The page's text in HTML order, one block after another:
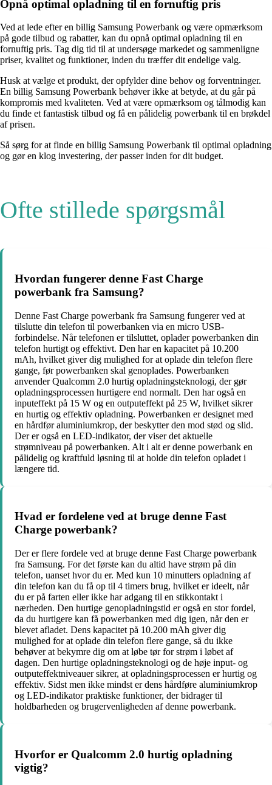
Opnå optimal opladning til en fornuftig pris
Ved at lede efter en billig Samsung Powerbank og være opmærksom
på gode tilbud og rabatter, kan du opnå optimal opladning til en
fornuftig pris. Tag dig tid til at undersøge markedet og sammenligne
priser, kvalitet og funktioner, inden du træffer dit endelige valg.
Husk at vælge et produkt, der opfylder dine behov og forventninger.
En billig Samsung Powerbank behøver ikke at betyde, at du går på
kompromis med kvaliteten. Ved at være opmærksom og tålmodig kan
du finde et fantastisk tilbud og få en pålidelig powerbank til en brøkdel
af prisen.
Så sørg for at finde en billig Samsung Powerbank til optimal opladning
og gør en klog investering, der passer inden for dit budget.
Ofte stillede spørgsmål
Hvordan fungerer denne Fast Charge
powerbank fra Samsung?
Denne Fast Charge powerbank fra Samsung fungerer ved at
tilslutte din telefon til powerbanken via en micro USB-
forbindelse. Når telefonen er tilsluttet, oplader powerbanken din
telefon hurtigt og effektivt. Den har en kapacitet på 10.200
mAh, hvilket giver dig mulighed for at oplade din telefon flere
gange, før powerbanken skal genoplades. Powerbanken
anvender Qualcomm 2.0 hurtig opladningsteknologi, der gør
opladningsprocessen hurtigere end normalt. Den har også en
inputeffekt på 15 W og en outputeffekt på 25 W, hvilket sikrer
en hurtig og effektiv opladning. Powerbanken er designet med
en hårdfør aluminiumkrop, der beskytter den mod stød og slid.
Der er også en LED-indikator, der viser det aktuelle
strømniveau på powerbanken. Alt i alt er denne powerbank en
pålidelig og kraftfuld løsning til at holde din telefon opladet i
længere tid.
Hvad er fordelene ved at bruge denne Fast
Charge powerbank?
Der er flere fordele ved at bruge denne Fast Charge powerbank
fra Samsung. For det første kan du altid have strøm på din
telefon, uanset hvor du er. Med kun 10 minutters opladning af
din telefon kan du få op til 4 timers brug, hvilket er ideelt, når
du er på farten eller ikke har adgang til en stikkontakt i
nærheden. Den hurtige genopladningstid er også en stor fordel,
da du hurtigere kan få powerbanken med dig igen, når den er
blevet afladet. Dens kapacitet på 10.200 mAh giver dig
mulighed for at oplade din telefon flere gange, så du ikke
behøver at bekymre dig om at løbe tør for strøm i løbet af
dagen. Den hurtige opladningsteknologi og de høje input- og
outputeffektniveauer sikrer, at opladningsprocessen er hurtig og
effektiv. Sidst men ikke mindst er dens hårdføre aluminiumkrop
og LED-indikator praktiske funktioner, der bidrager til
holdbarheden og brugervenligheden af denne powerbank.
Hvorfor er Qualcomm 2.0 hurtig opladning
vigtig?